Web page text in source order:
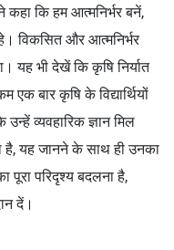
कि हम आत्मनिर्भर बनें,
विकसित और आत्मनिर्भर
यह भी देखें कि कृषि निर्यात
बार कृषि के विद्यार्थियों
व्यवहारिक ज्ञान मिल
है, यह जानने के साथ ही उनका
पूरा परिदृश्य बदलना है,
दें।